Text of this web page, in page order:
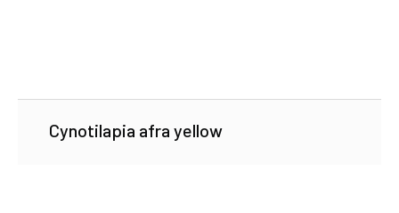
Cynotilapia afra yellow